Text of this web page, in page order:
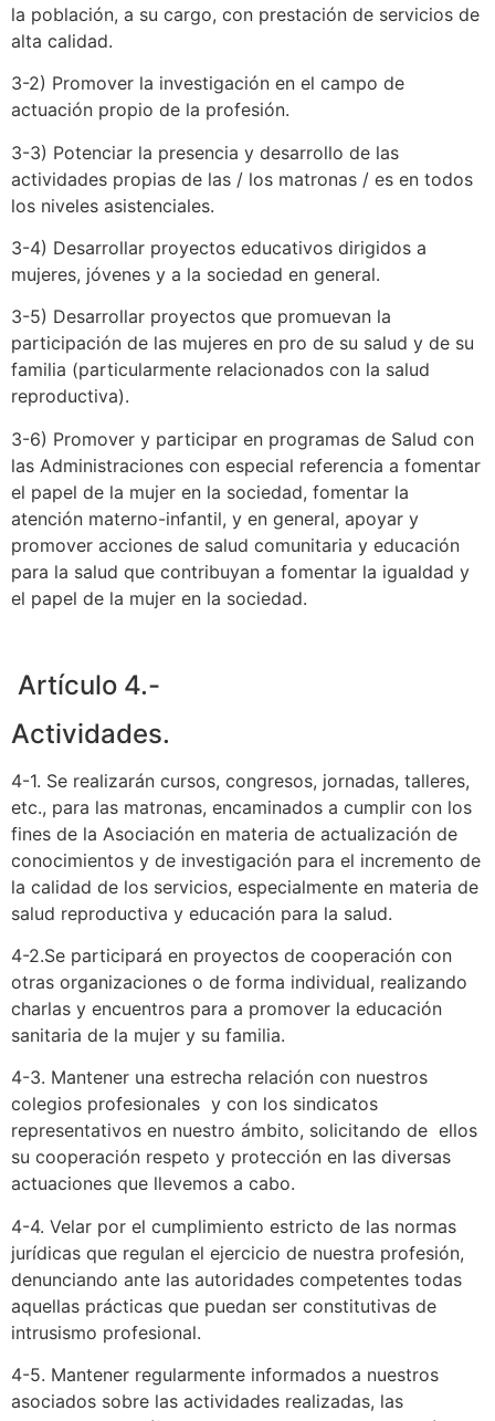
la población, a su cargo, con prestación de servicios de
alta calidad.
3-2) Promover la investigación en el campo de
actuación propio de la profesión.
3-3) Potenciar la presencia y desarrollo de las
actividades propias de las / los matronas / es en todos
los niveles asistenciales.
3-4) Desarrollar proyectos educativos dirigidos a
mujeres, jóvenes y a la sociedad en general.
3-5) Desarrollar proyectos que promuevan la
participación de las mujeres en pro de su salud y de su
familia (particularmente relacionados con la salud
reproductiva).
3-6) Promover y participar en programas de Salud con
las Administraciones con especial referencia a fomentar
el papel de la mujer en la sociedad, fomentar la
atención materno-infantil, y en general, apoyar y
promover acciones de salud comunitaria y educación
para la salud que contribuyan a fomentar la igualdad y
el papel de la mujer en la sociedad.
Artículo 4.-
Actividades.
4-1. Se realizarán cursos, congresos, jornadas, talleres,
etc., para las matronas, encaminados a cumplir con los
fines de la Asociación en materia de actualización de
conocimientos y de investigación para el incremento de
la calidad de los servicios, especialmente en materia de
salud reproductiva y educación para la salud.
4-2.Se participará en proyectos de cooperación con
otras organizaciones o de forma individual, realizando
charlas y encuentros para a promover la educación
sanitaria de la mujer y su familia.
4-3. Mantener una estrecha relación con nuestros
colegios profesionales y con los sindicatos
representativos en nuestro ámbito, solicitando de ellos
su cooperación respeto y protección en las diversas
actuaciones que llevemos a cabo.
4-4. Velar por el cumplimiento estricto de las normas
jurídicas que regulan el ejercicio de nuestra profesión,
denunciando ante las autoridades competentes todas
aquellas prácticas que puedan ser constitutivas de
intrusismo profesional.
4-5. Mantener regularmente informados a nuestros
asociados sobre las actividades realizadas, las